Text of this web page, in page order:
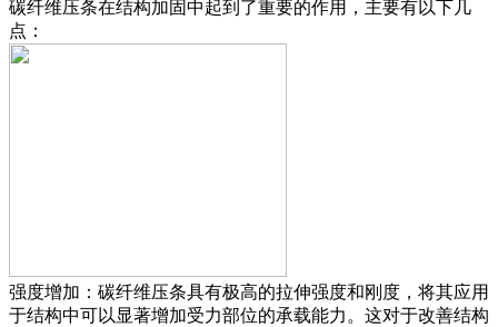
碳纤维压条在结构加固中起到了重要的作用，主要有以下几
点：
强度增加：碳纤维压条具有极高的拉伸强度和刚度，将其应用
于结构中可以显著增加受力部位的承载能力。这对于改善结构